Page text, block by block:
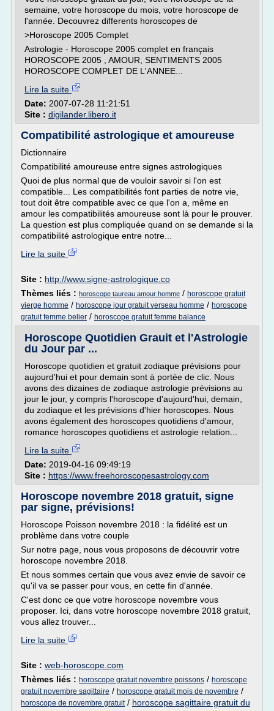
semaine, votre horoscope du mois, votre horoscope de
l'année. Decouvrez differents horoscopes de
>Horoscope 2005 Complet
Astrologie - Horoscope 2005 complet en français
HOROSCOPE 2005 , AMOUR, SENTIMENTS 2005
HOROSCOPE COMPLET DE L'ANNEE...
Lire la suite
Date: 2007-07-28 11:21:51
Site : digilander.libero.it
Compatibilité astrologique et amoureuse
Dictionnaire
Compatibilité amoureuse entre signes astrologiques
Quoi de plus normal que de vouloir savoir si l'on est
compatible... Les compatibilités font parties de notre vie,
tout doit être compatible avec ce que l'on a, même en
amour les compatibilités amoureuse sont là pour le prouver.
La question est plus compliquée quand on se demande si la
compatibilité astrologique entre notre...
Lire la suite
Site : http://www.signe-astrologique.co
Thèmes liés : horoscope taureau amour homme / horoscope gratuit
vierge homme / horoscope jour gratuit verseau homme / horoscope
gratuit femme belier / horoscope gratuit femme balance
Horoscope Quotidien Grauit et l'Astrologie
du Jour par ...
Horoscope quotidien et gratuit zodiaque prévisions pour
aujourd'hui et pour demain sont à portée de clic. Nous
avons des dizaines de zodiaque astrologie prévisions au
jour le jour, y compris l'horoscope d'aujourd'hui, demain,
du zodiaque et les prévisions d'hier horoscopes. Nous
avons également des horoscopes quotidiens d'amour,
romance horoscopes quotidiens et astrologie relation...
Lire la suite
Date: 2019-04-16 09:49:19
Site : https://www.freehoroscopesastrology.com
Horoscope novembre 2018 gratuit, signe
par signe, prévisions!
Horoscope Poisson novembre 2018 : la fidélité est un
problème dans votre couple
Sur notre page, nous vous proposons de découvrir votre
horoscope novembre 2018.
Et nous sommes certain que vous avez envie de savoir ce
qu'il va se passer pour vous, en cette fin d'année.
C'est donc ce que votre horoscope novembre vous
proposer. Ici, dans votre horoscope novembre 2018 gratuit,
vous allez trouver...
Lire la suite
Site : web-horoscope.com
Thèmes liés : horoscope gratuit novembre poissons / horoscope
gratuit novembre sagittaire / horoscope gratuit mois de novembre /
horoscope de novembre gratuit/ horoscope sagittaire gratuit du